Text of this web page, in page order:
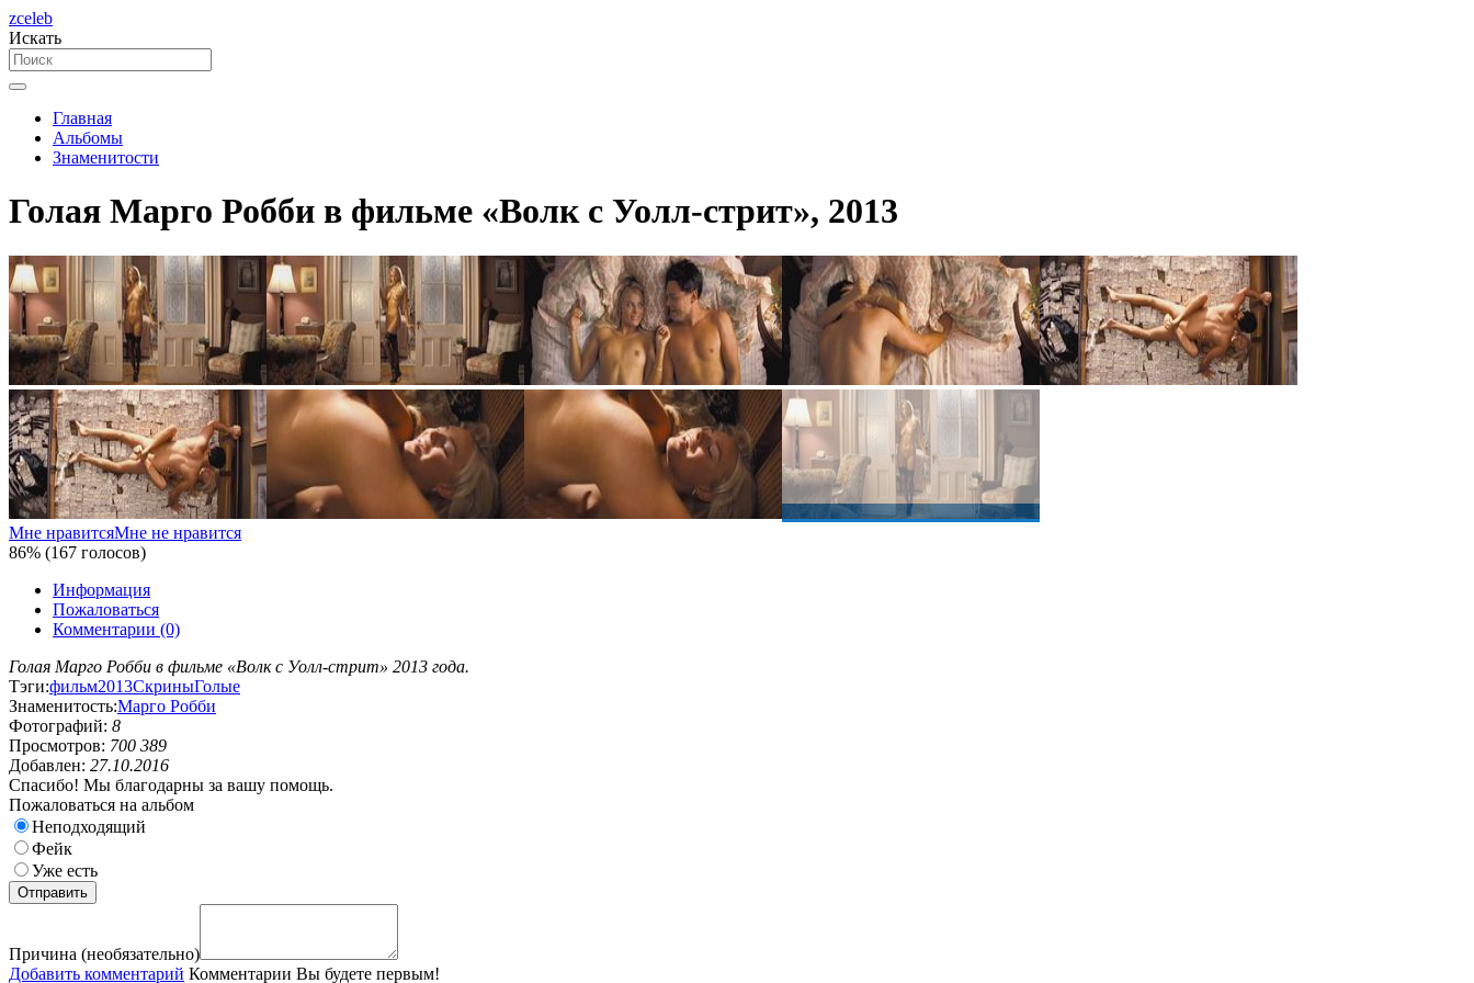
zceleb
Искать
Главная
Альбомы
Знаменитости
Голая Марго Робби в фильме «Волк с Уолл-стрит», 2013
Мне нравитсяМне не нравится
86% (167 голосов)
Информация
Пожаловаться
Комментарии (0)
Голая Марго Робби в фильме «Волк с Уолл-стрит» 2013 года.
Тэги:фильм2013СкриныГолые
Знаменитость:Марго Робби
Фотографий: 8
Просмотров: 700 389
Добавлен: 27.10.2016
Спасибо! Мы благодарны за вашу помощь.
Пожаловаться на альбом
Неподходящий
Фейк
Уже есть
Причина (необязательно)
Добавить комментарий Комментарии Вы будете первым!